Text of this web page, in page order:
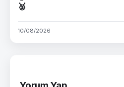
🥈
10/08/2026